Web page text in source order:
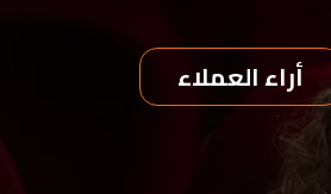
أراء العملاء